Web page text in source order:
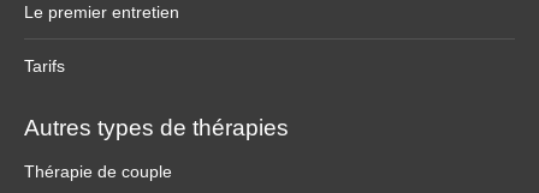
Le premier entretien
Tarifs
Autres types de thérapies
Thérapie de couple